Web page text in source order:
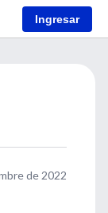
Ingresar
de 2022